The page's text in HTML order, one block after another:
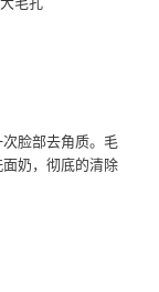
脸部去角质。毛
奶，彻底的清除